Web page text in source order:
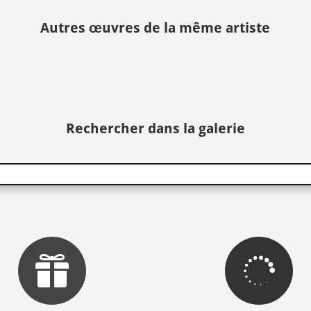
Autres œuvres de la même artiste
Rechercher dans la galerie
 